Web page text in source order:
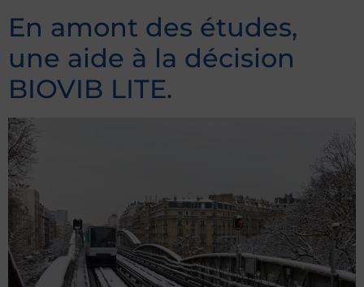
En amont des études,
une aide à la décision
BIOVIB LITE.